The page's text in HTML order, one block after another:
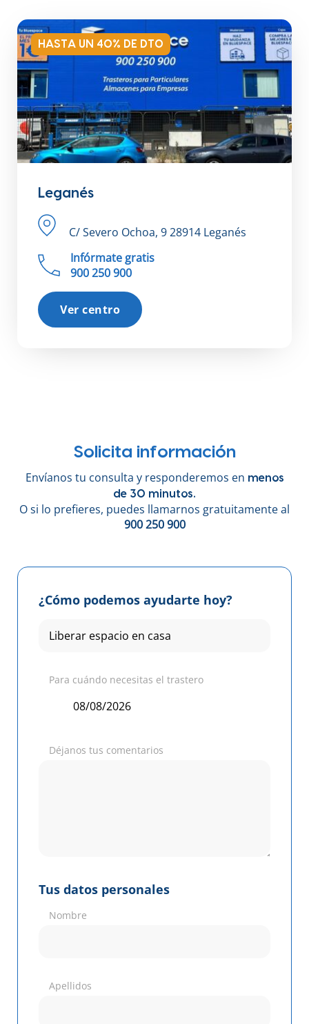
HASTA UN 40% DE DTO
Leganés
C/ Severo Ochoa, 9 28914 Leganés
Infórmate gratis
900 250 900
Ver centro
Solicita información
Envíanos tu consulta y responderemos en menos
de 30 minutos.
O si lo prefieres, puedes llamarnos gratuitamente al
900 250 900
¿Cómo podemos ayudarte hoy?
Para cuándo necesitas el trastero
Déjanos tus comentarios
Tus datos personales
Nombre
Apellidos